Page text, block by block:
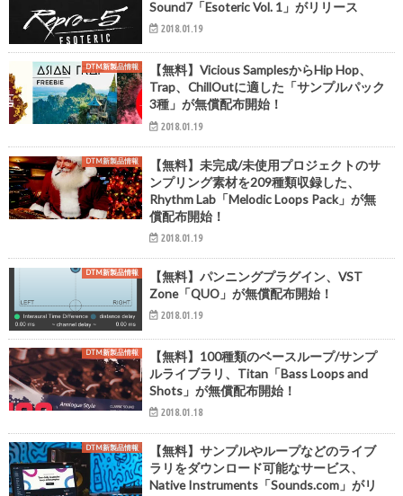
Sound7「Esoteric Vol. 1」がリリース
2018.01.19
DTM新製品情報
【無料】Vicious SamplesからHip Hop、
Trap、ChillOutに適した「サンプルパック
3種」が無償配布開始！
2018.01.19
DTM新製品情報
【無料】未完成/未使用プロジェクトのサ
ンプリング素材を209種類収録した、
Rhythm Lab「Melodic Loops Pack」が無
償配布開始！
2018.01.19
DTM新製品情報
【無料】パンニングプラグイン、VST
Zone「QUO」が無償配布開始！
2018.01.19
DTM新製品情報
【無料】100種類のベースループ/サンプ
ルライブラリ、Titan「Bass Loops and
Shots」が無償配布開始！
2018.01.18
DTM新製品情報
【無料】サンプルやループなどのライブ
ラリをダウンロード可能なサービス、
Native Instruments「Sounds.com」がリ